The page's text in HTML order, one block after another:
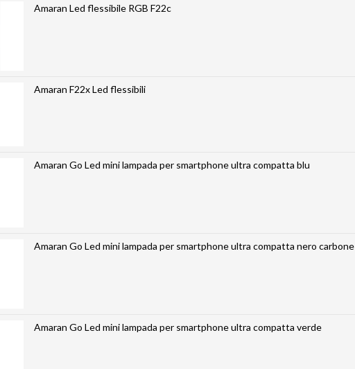
Amaran Led flessibile RGB F22c
Amaran F22x Led flessibili
Amaran Go Led mini lampada per smartphone ultra compatta blu
Amaran Go Led mini lampada per smartphone ultra compatta nero carbone
Amaran Go Led mini lampada per smartphone ultra compatta verde